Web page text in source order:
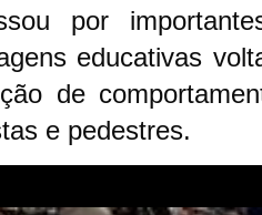
por
educativas
de
e pedestres.